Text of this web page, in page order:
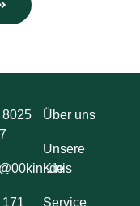
8025
Über uns
Unsere
Kinis
Service